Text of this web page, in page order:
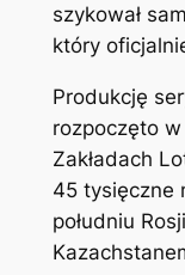
szykował
który
Produkcję
rozpoczęto
Zakładach
45 tysięczne
południu